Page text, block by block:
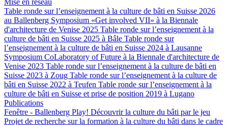
Mise en réseau
Table ronde sur l’enseignement à la culture de bâti en Suisse 2026
au Ballenberg Symposium «Get involved VII» à la Biennale
d'architecture de Venise 2025 Table ronde sur l’enseignement à la
culture de bâti en Suisse 2025 à Bâle Table ronde sur
l’enseignement à la culture de bâti en Suisse 2024 à Lausanne
Symposium CoLaboratory of Future à la Biennale d'architecture de
Venise 2023 Table ronde sur l’enseignement à la culture de bâti en
Suisse 2023 à Zoug Table ronde sur l’enseignement à la culture de
bâti en Suisse 2022 à Teufen Table ronde sur l’enseignement à la
culture de bâti en Suisse et prise de position 2019 à Lugano
Publications
Fenêtre - Ballenberg Play! Découvrir la culture du bâti par le jeu
Projet de recherche sur la formation à la culture du bâti dans le cadre